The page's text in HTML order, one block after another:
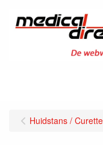
Huidstans /